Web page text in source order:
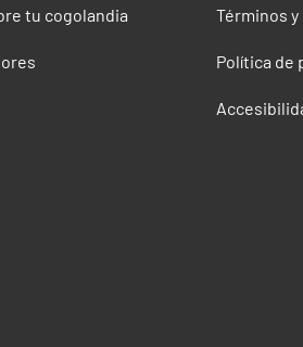
tu cogolandia Términos
Política de